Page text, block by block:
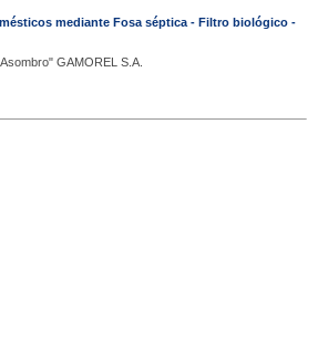
mediante Fosa séptica - Filtro biológico -
GAMOREL S.A.